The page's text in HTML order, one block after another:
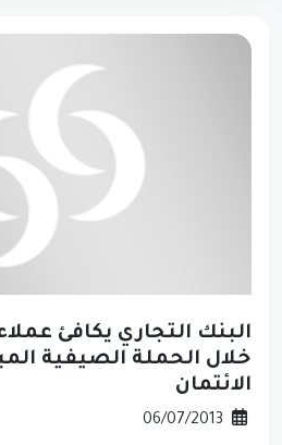
البنك التجاري يكافئ
خلال الحملة الصيفية
الائتمان